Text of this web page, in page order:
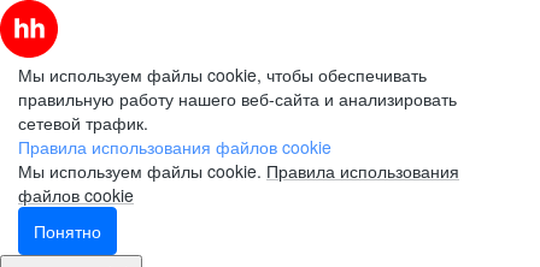
Мы используем файлы cookie, чтобы обеспечивать
правильную работу нашего веб-сайта и анализировать
сетевой трафик.
Правила использования файлов cookie
Мы используем файлы cookie. Правила использования
файлов cookie
Понятно